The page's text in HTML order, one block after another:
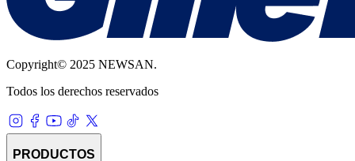
Copyright© 2025 NEWSAN.
Todos los derechos reservados
PRODUCTOS